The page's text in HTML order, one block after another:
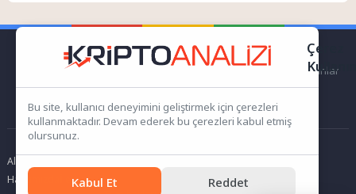
kriptoanalizi.com Sitemiz bünyesindeki içerikleri izinsiz kullananlar
hakkında T.C.K kanun ve yönetmeliklerine göre yasal işlem
Altın Analizi
Hakkımızda
İletişim
Çerez
Bu site, kullanıcı deneyimini geliştirmek için çerezleri
kullanmaktadır. Devam ederek bu çerezleri kabul etmiş
olursunuz.
Kabul Et Reddet